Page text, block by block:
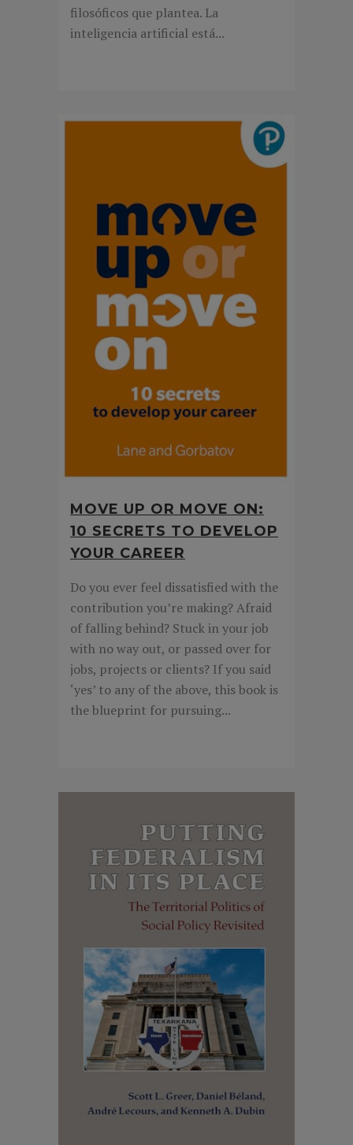
filosóficos que plantea. La
inteligencia artificial está...
MOVE UP OR MOVE ON:
10 SECRETS TO DEVELOP
YOUR CAREER
Do you ever feel dissatisfied with the
contribution you’re making? Afraid
of falling behind? Stuck in your job
with no way out, or passed over for
jobs, projects or clients? If you said
‘yes’ to any of the above, this book is
the blueprint for pursuing...